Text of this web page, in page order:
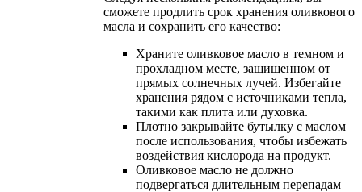
сможете продлить срок хранения оливкового
масла и сохранить его качество:
Храните оливковое масло в темном и
прохладном месте, защищенном от
прямых солнечных лучей. Избегайте
хранения рядом с источниками тепла,
такими как плита или духовка.
Плотно закрывайте бутылку с маслом
после использования, чтобы избежать
воздействия кислорода на продукт.
Оливковое масло не должно
подвергаться длительным перепадам